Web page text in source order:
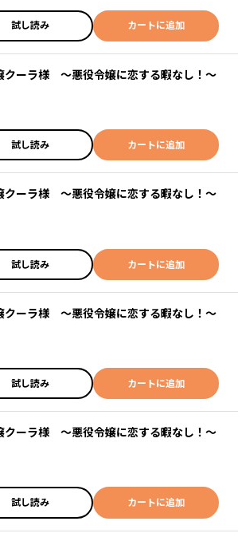
試し読み カートに追加
クーラ様 ～悪役令嬢に恋する暇なし！～
試し読み カートに追加
クーラ様 ～悪役令嬢に恋する暇なし！～
試し読み カートに追加
クーラ様 ～悪役令嬢に恋する暇なし！～
試し読み カートに追加
クーラ様 ～悪役令嬢に恋する暇なし！～
試し読み カートに追加